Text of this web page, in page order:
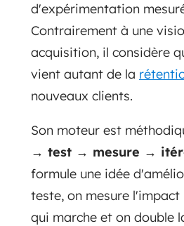
d'expérimentation
Contrairement à une
acquisition, il considère
vient autant de la
nouveaux clients.
Son moteur est
→ test → mesure →
formule une idée
teste, on mesure l'impact
qui marche et on double